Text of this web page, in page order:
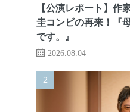
【公演レポート】作
圭コンビの再来！『
です。』
2026.08.04